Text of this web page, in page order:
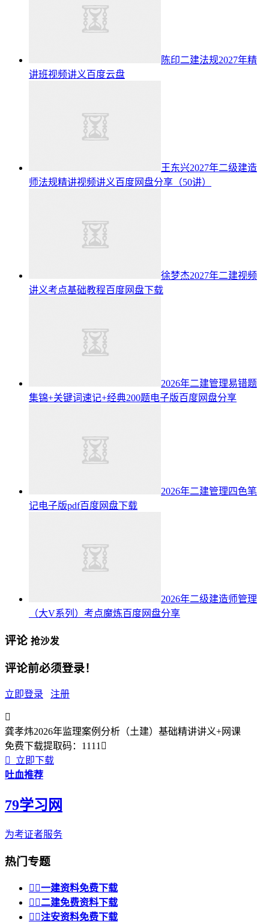
陈印二建法规2027年精
讲班视频讲义百度云盘
王东兴2027年二级建造
师法规精讲视频讲义百度网盘分享（50讲）
徐梦杰2027年二建视频
讲义考点基础教程百度网盘下载
2026年二建管理易错题
集锦+关键词速记+经典200题电子版百度网盘分享
2026年二建管理四色笔
记电子版pdf百度网盘下载
2026年二级建造师管理
（大V系列）考点魔炼百度网盘分享
评论 抢沙发
评论前必须登录！
立即登录 注册

龚孝炜2026年监理案例分析（土建）基础精讲讲义+网课
免费下载提取码： 1111 

立即下载
吐血推荐
79学习网
为考证者服务
热门专题
 一建资料免费下载
 二建免费资料下载
 注安资料免费下载